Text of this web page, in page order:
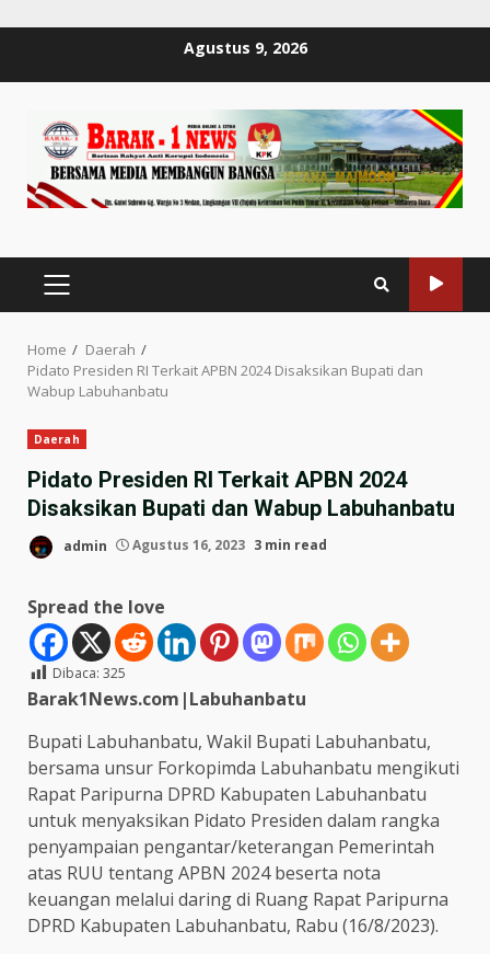
Agustus 9, 2026
PRIMARY
MENU
Home
Daerah
Pidato Presiden RI Terkait APBN 2024 Disaksikan Bupati dan
Wabup Labuhanbatu
Daerah
Pidato Presiden RI Terkait APBN 2024
Disaksikan Bupati dan Wabup Labuhanbatu
admin Agustus 16, 2023 3 min read
Spread the love
Dibaca: 325
Barak1News.com|Labuhanbatu
Bupati Labuhanbatu, Wakil Bupati Labuhanbatu,
bersama unsur Forkopimda Labuhanbatu mengikuti
Rapat Paripurna DPRD Kabupaten Labuhanbatu
untuk menyaksikan Pidato Presiden dalam rangka
penyampaian pengantar/keterangan Pemerintah
atas RUU tentang APBN 2024 beserta nota
keuangan melalui daring di Ruang Rapat Paripurna
DPRD Kabupaten Labuhanbatu, Rabu (16/8/2023).